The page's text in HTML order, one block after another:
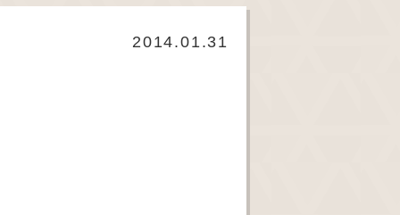
2014.01.31